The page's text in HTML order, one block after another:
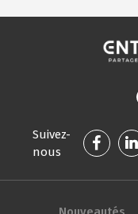
Suivez-
nous